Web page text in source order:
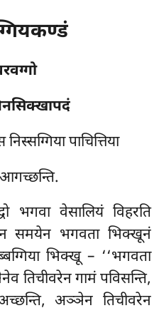
पाचित्तिया
आगच्छन्ति.
भगवा वेसालियं विहरति
समयेन भगवता भिक्खूनं
भिक्खू – ‘‘भगवता
तिचीवरेन गामं पविसन्ति,
अञ्ञेन तिचीवरेन